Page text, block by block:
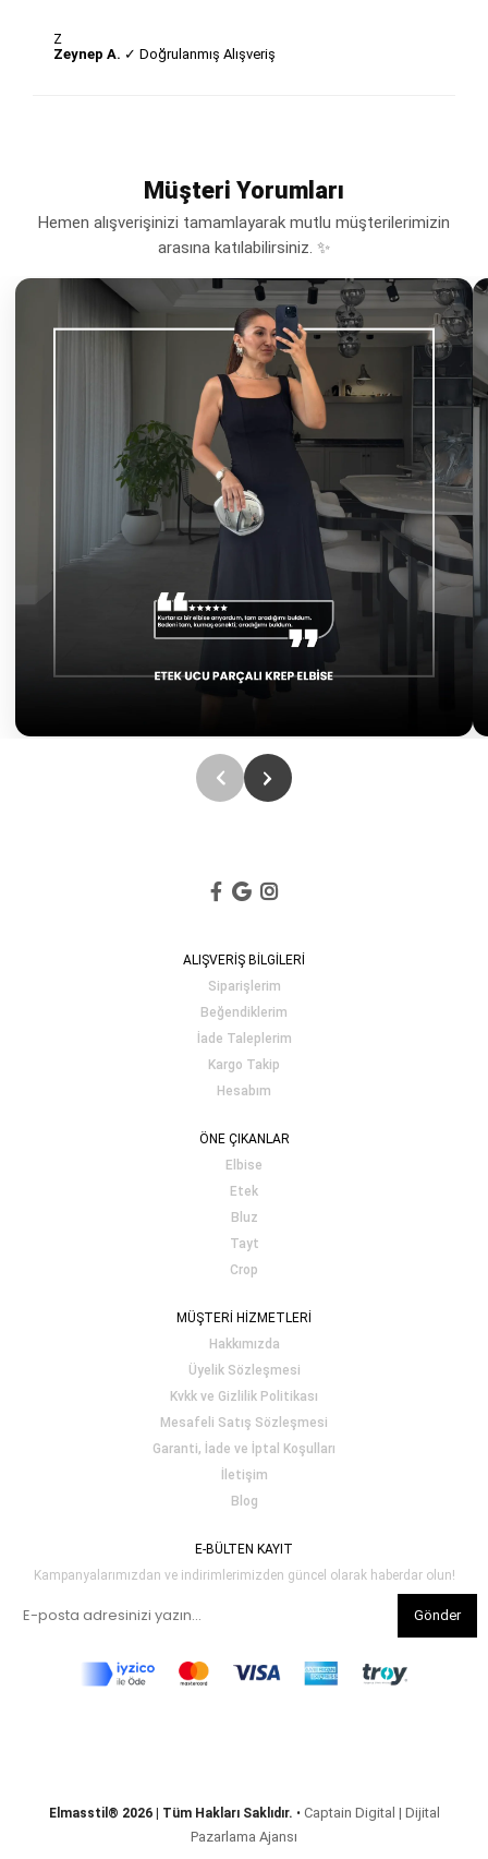
Z
Zeynep A. ✓ Doğrulanmış Alışveriş
Müşteri Yorumları
Hemen alışverişinizi tamamlayarak mutlu müşterilerimizin
arasına katılabilirsiniz. ✨
ALIŞVERİŞ BİLGİLERİ
Siparişlerim
Beğendiklerim
İade Taleplerim
Kargo Takip
Hesabım
ÖNE ÇIKANLAR
Elbise
Etek
Bluz
Tayt
Crop
MÜŞTERİ HİZMETLERİ
Hakkımızda
Üyelik Sözleşmesi
Kvkk ve Gizlilik Politikası
Mesafeli Satış Sözleşmesi
Garanti, İade ve İptal Koşulları
İletişim
Blog
E-BÜLTEN KAYIT
Kampanyalarımızdan ve indirimlerimizden güncel olarak haberdar olun!
Gönder
Elmasstil® 2026 | Tüm Hakları Saklıdır. • Captain Digital | Dijital
Pazarlama Ajansı